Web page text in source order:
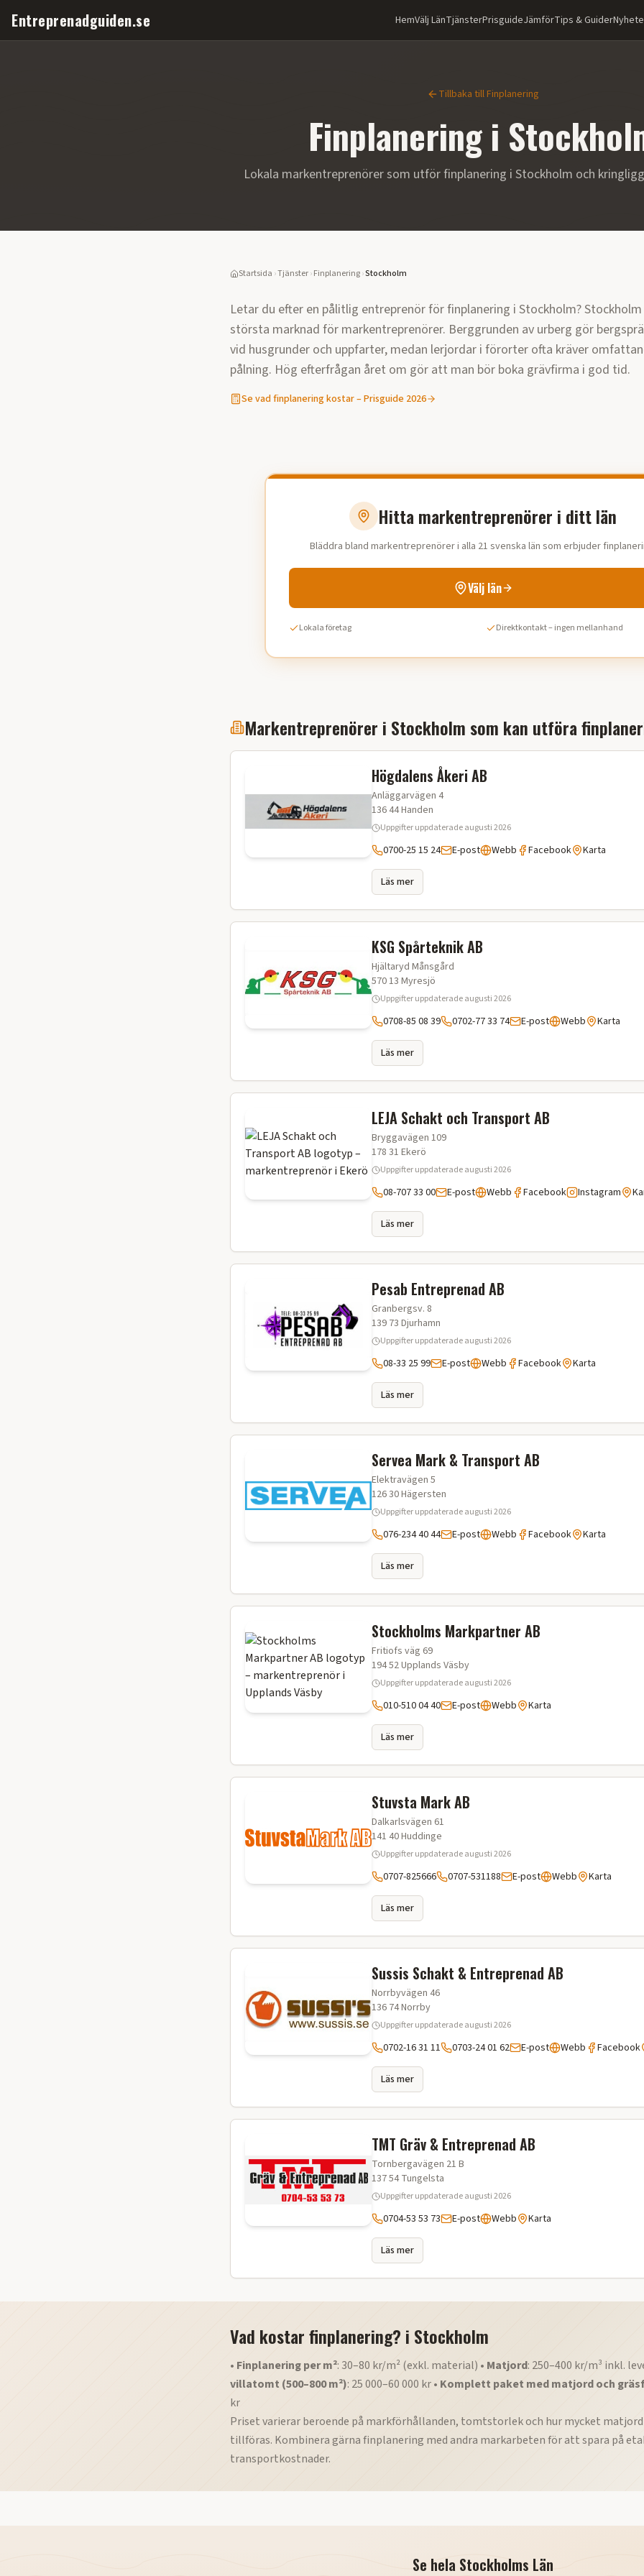
Entreprenadguiden.se HemVälj LänTjänsterPrisguideJämförTips & Guider
Tillbaka tillFinplanering
Finplaneringi
Lokala markentreprenörer som utförfinplanering i Stockholm och
Startsida ›Tjänster›Finplanering›Stockholm
Letar du efter en pålitlig entreprenör förfinplanering i Stockholm?Stockholm
största marknad för markentreprenörer. Berggrunden av urberg gör
vid husgrunder och uppfarter, medan lerjordar i förorter ofta kräver
pålning. Hög efterfrågan året om gör att man bör boka grävfirma i god tid.
Se vadfinplaneringkostar – Prisguide 2026
Hitta markentreprenörer i ditt län
Bläddra bland markentreprenörer i alla 21 svenska län som erbjuder
Välj län
Lokala företag Direktkontakt – ingen mellanhand
Markentreprenörer i Stockholmsom kan utföra
Högdalens Åkeri AB
Anläggarvägen 4
136 44Handen
Uppgifter uppdateradeaugusti 2026
0700-25 15 24 E-post Webb Facebook Karta
Läs mer
KSG Spårteknik AB
Hjältaryd Månsgård
570 13 Myresjö
Uppgifter uppdateradeaugusti 2026
0708-85 08 39 0702-77 33 74 E-post Webb Karta
Läs mer
LEJA Schakt och Transport AB
Bryggavägen 109
178 31 Ekerö
Uppgifter uppdateradeaugusti 2026
08-707 33 00 E-post Webb Facebook Instagram
Läs mer
Pesab Entreprenad AB
Granbergsv. 8
139 73 Djurhamn
Uppgifter uppdateradeaugusti 2026
08-33 25 99 E-post Webb Facebook Karta
Läs mer
Servea Mark & Transport AB
Elektravägen 5
126 30Hägersten
Uppgifter uppdateradeaugusti 2026
076-234 40 44 E-post Webb Facebook Karta
Läs mer
Stockholms Markpartner AB
Fritiofs väg 69
194 52Upplands Väsby
Uppgifter uppdateradeaugusti 2026
010-510 04 40 E-post Webb Karta
Läs mer
Stuvsta Mark AB
Dalkarlsvägen 61
141 40Huddinge
Uppgifter uppdateradeaugusti 2026
0707-825666 0707-531188 E-post Webb Karta
Läs mer
Sussis Schakt & Entreprenad AB
Norrbyvägen 46
136 74Norrby
Uppgifter uppdateradeaugusti 2026
0702-16 31 11 0703-24 01 62 E-post Webb Facebook
Läs mer
TMT Gräv & Entreprenad AB
Tornbergavägen 21 B
137 54 Tungelsta
Uppgifter uppdateradeaugusti 2026
0704-53 53 73 E-post Webb Karta
Läs mer
Vad kostar finplanering? i Stockholm
• Finplanering per m²: 30–80 kr/m² (exkl. material) • Matjord: 250–400 kr/m³ inkl.
villatomt (500–800 m²): 25 000–60 000 kr • Komplett paket med matjord och
kr
Priset varierar beroende på markförhållanden, tomtstorlek och hur mycket
tillföras. Kombinera gärna finplanering med andra markarbeten för att spara på
transportkostnader.
Se hela Stockholms Län